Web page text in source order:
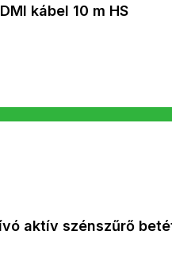
kábel 10 m HS
aktív szénszűrő